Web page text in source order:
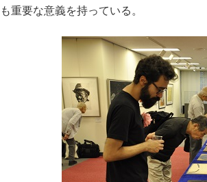
も重要な意義を持っている。